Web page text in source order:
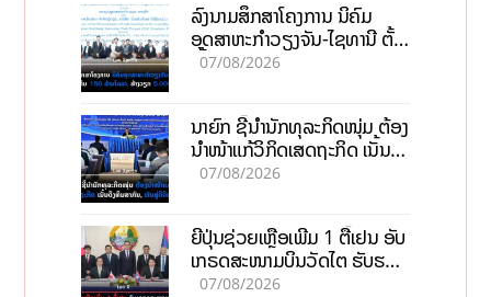
ລົງນາມສຶກສາໂຄງການ ນິຄົມ
ອຸດສາຫະກຳວຽງຈັນ-ໄຊທານີ ຕັ້ງ
ເປົ້າດຶງທຶນ 150 ລ້ານໂດລາ, ສ້າງ
07/08/2026
ນາຍົກ ຊີ້ນຳນັກທຸລະກິດໜຸ່ມ ຕ້ອງ
ນຳໜ້າແກ້ວິກິດເສດຖະກິດ ເນັ້ນດຶງ
ທຶນສາກົນ, ຫັນສູ່ດິຈິຕອນ
07/08/2026
ຍີ່ປຸ່ນຊ່ວຍເຫຼືອເພີ່ມ 1 ຕື້ເຢນ ອັບ
ເກຣດສະໜາມບິນວັດໄຕ ຮັບຮອງ
ການເຕີບໂຕ
07/08/2026